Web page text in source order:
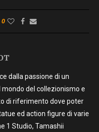
0
dalla passione di un
del collezionismo e
di riferimento dove poter
ed action figure di varie
1 Studio, Tamashii